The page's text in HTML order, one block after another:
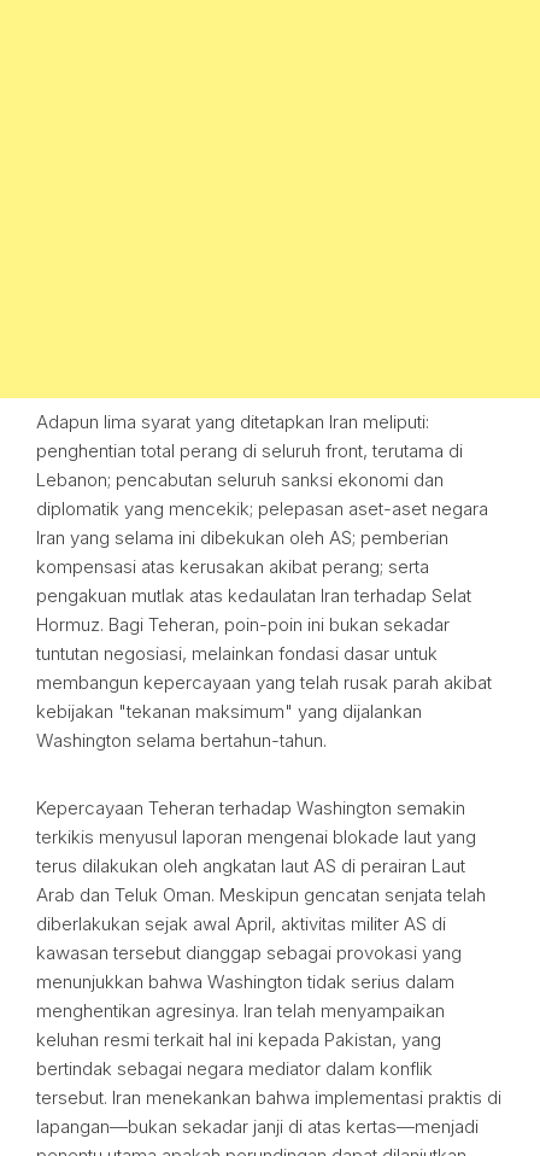
Adapun lima syarat yang ditetapkan Iran meliputi:
penghentian total perang di seluruh front, terutama di
Lebanon; pencabutan seluruh sanksi ekonomi dan
diplomatik yang mencekik; pelepasan aset-aset negara
Iran yang selama ini dibekukan oleh AS; pemberian
kompensasi atas kerusakan akibat perang; serta
pengakuan mutlak atas kedaulatan Iran terhadap Selat
Hormuz. Bagi Teheran, poin-poin ini bukan sekadar
tuntutan negosiasi, melainkan fondasi dasar untuk
membangun kepercayaan yang telah rusak parah akibat
kebijakan "tekanan maksimum" yang dijalankan
Washington selama bertahun-tahun.
Kepercayaan Teheran terhadap Washington semakin
terkikis menyusul laporan mengenai blokade laut yang
terus dilakukan oleh angkatan laut AS di perairan Laut
Arab dan Teluk Oman. Meskipun gencatan senjata telah
diberlakukan sejak awal April, aktivitas militer AS di
kawasan tersebut dianggap sebagai provokasi yang
menunjukkan bahwa Washington tidak serius dalam
menghentikan agresinya. Iran telah menyampaikan
keluhan resmi terkait hal ini kepada Pakistan, yang
bertindak sebagai negara mediator dalam konflik
tersebut. Iran menekankan bahwa implementasi praktis di
lapangan—bukan sekadar janji di atas kertas—menjadi